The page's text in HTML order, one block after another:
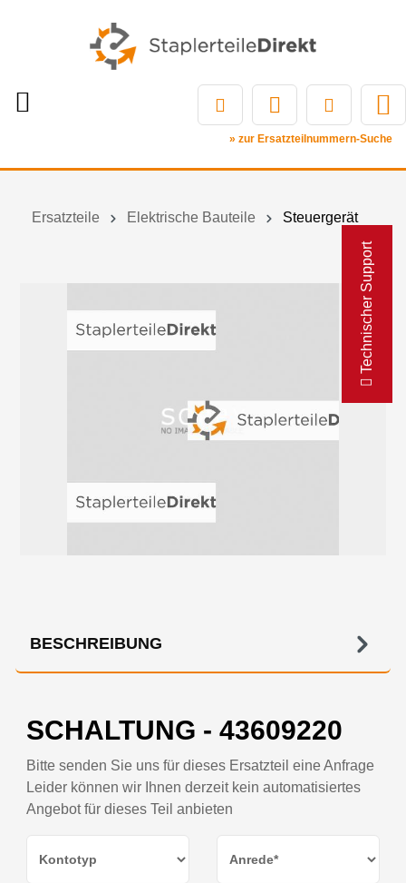
Technischer Support
» zur Ersatzteilnummern-Suche
Ersatzteile Elektrische Bauteile Steuergerät
BESCHREIBUNG
SCHALTUNG - 43609220
Bitte senden Sie uns für dieses Ersatzteil eine Anfrage
Leider können wir Ihnen derzeit kein automatisiertes
Angebot für dieses Teil anbieten